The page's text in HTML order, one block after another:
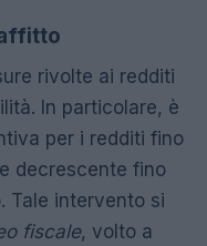
rivolte ai redditi
In particolare, è
per i redditi fino
decrescente fino
Tale intervento si
fiscale, volto a